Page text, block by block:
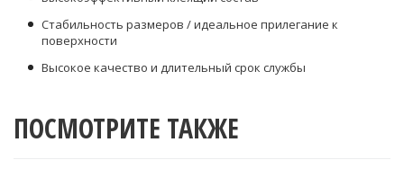
Стабильность размеров / идеальное прилегание к
поверхности
Высокое качество и длительный срок службы
ПОСМОТРИТЕ ТАКЖЕ